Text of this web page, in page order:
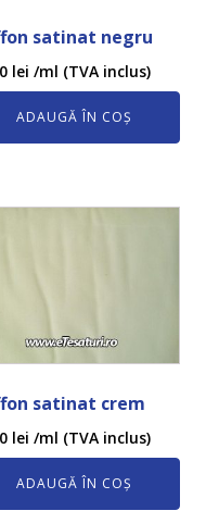
satinat negru
lei /ml (TVA inclus)
ADAUGĂ ÎN COȘ
satinat crem
lei /ml (TVA inclus)
ADAUGĂ ÎN COȘ